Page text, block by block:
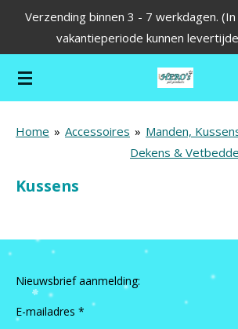
de
hoofdinhoud
Verzending binnen 3 - 7 werkdagen.
vakantieperiode kunnen
Home » Accessoires » Manden,
Dekens &
Kussens
Nieuwsbrief aanmelding:
E-mailadres *